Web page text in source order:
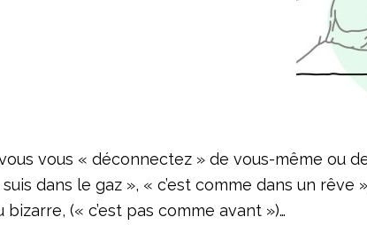
vous « déconnectez » de vous-même ou
suis dans le gaz », « c’est comme dans un
bizarre, (« c’est pas comme avant »)…